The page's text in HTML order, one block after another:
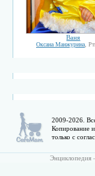
Ваня
Оксана Манжурина,
2009-2026.
Копирование
только с
Энциклопедия